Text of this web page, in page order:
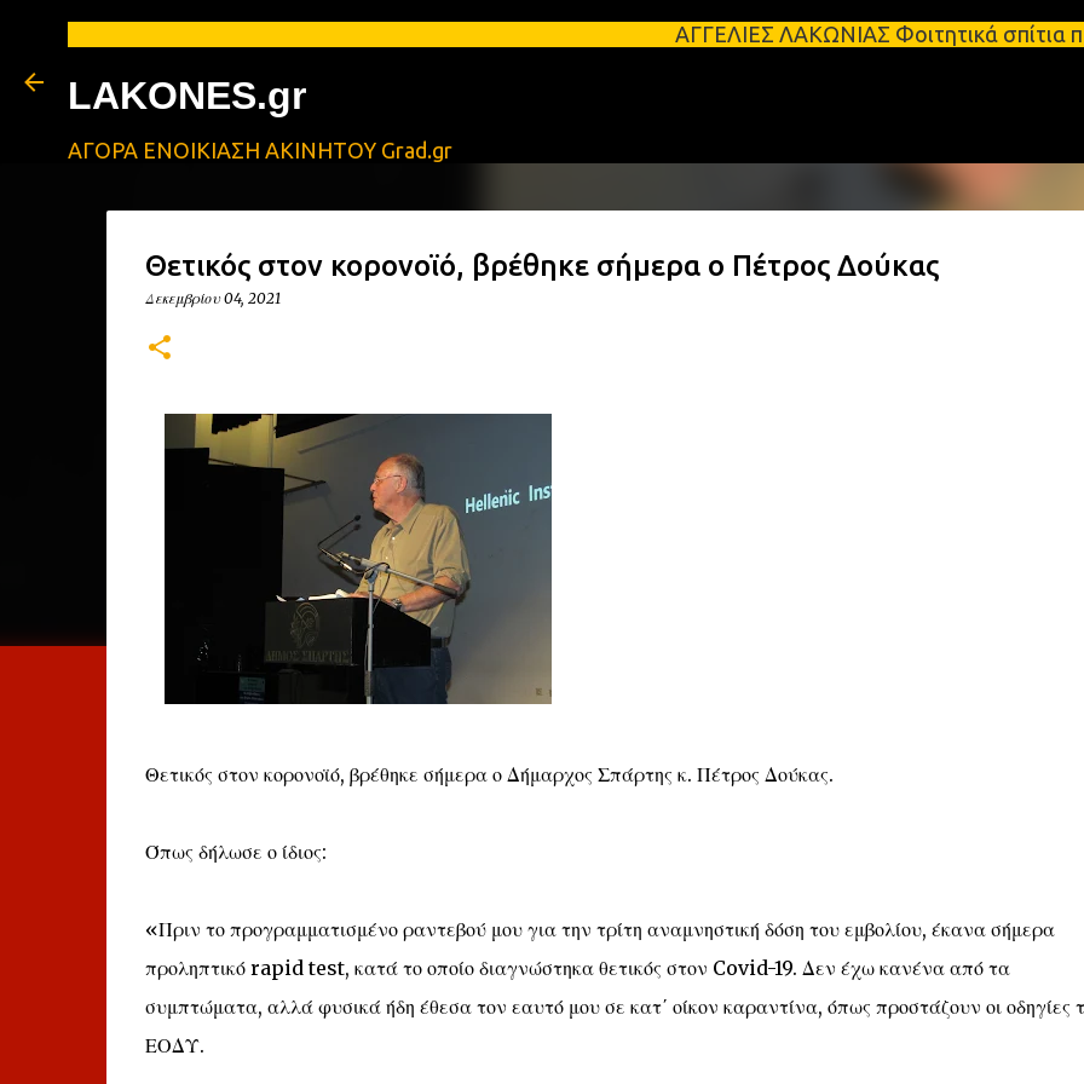
Μετάβαση στο κύριο περιεχόμενο
ΑΓΓΕΛΙΕΣ ΛΑΚΩΝΙΑΣ Φοιτητικά σπίτια προς
LAKONES.gr
ΑΓΟΡΑ ΕΝΟΙΚΙΑΣΗ ΑΚΙΝΗΤΟΥ Grad.gr
Θετικός στον κορονοϊό, βρέθηκε σήμερα ο Πέτρος Δούκας
Δεκεμβρίου 04, 2021
Θετικός στον κορονοϊό, βρέθηκε σήμερα ο Δήμαρχος Σπάρτης κ. Πέτρος Δούκας.
Όπως δήλωσε ο ίδιος:
«Πριν το προγραμματισμένο ραντεβού μου για την τρίτη αναμνηστική δόση του εμβολίου, έκανα σήμερα
προληπτικό rapid test, κατά το οποίο διαγνώστηκα θετικός στον Covid-19. Δεν έχω κανένα από τα
συμπτώματα, αλλά φυσικά ήδη έθεσα τον εαυτό μου σε κατ΄ οίκον καραντίνα, όπως προστάζουν οι οδηγίες
ΕΟΔΥ.